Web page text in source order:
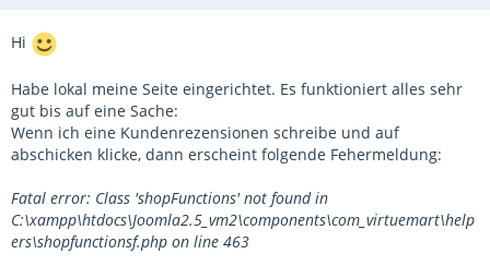
Hi
Habe lokal meine Seite eingerichtet. Es funktioniert alles sehr
gut bis auf eine Sache:
Wenn ich eine Kundenrezensionen schreibe und auf
abschicken klicke, dann erscheint folgende Fehermeldung:
Fatal error: Class 'shopFunctions' not found in
C:\xampp\htdocs\Joomla2.5_vm2\components\com_virtuemart\help
ers\shopfunctionsf.php on line 463